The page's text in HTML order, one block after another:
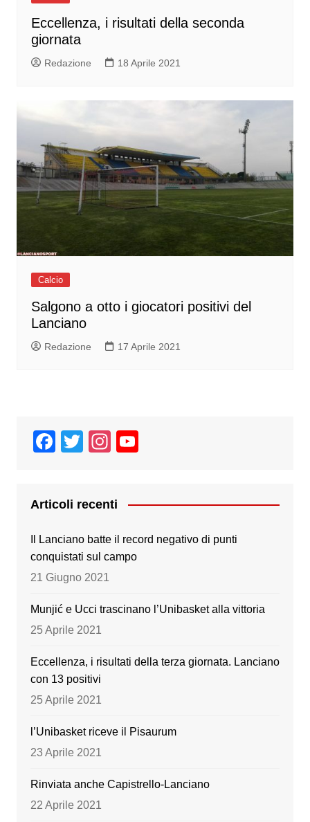
Eccellenza, i risultati della seconda
giornata
Redazione 18 Aprile 2021
Calcio
Salgono a otto i giocatori positivi del
Lanciano
Redazione 17 Aprile 2021
F
e
b
o
o
T
er
In
gr
a
m
Y
T
b
Articoli recenti
Il Lanciano batte il record negativo di punti
conquistati sul campo
21 Giugno 2021
Munjić e Ucci trascinano l’Unibasket alla vittoria
25 Aprile 2021
Eccellenza, i risultati della terza giornata. Lanciano
con 13 positivi
25 Aprile 2021
l’Unibasket riceve il Pisaurum
23 Aprile 2021
Rinviata anche Capistrello-Lanciano
22 Aprile 2021